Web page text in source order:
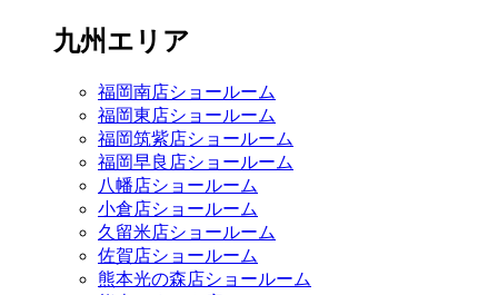
九州エリア
福岡南店ショールーム
福岡東店ショールーム
福岡筑紫店ショールーム
福岡早良店ショールーム
八幡店ショールーム
小倉店ショールーム
久留米店ショールーム
佐賀店ショールーム
熊本光の森店ショールーム